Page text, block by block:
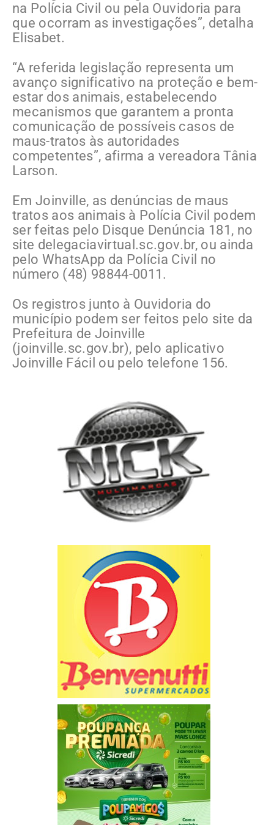
na Polícia Civil ou pela Ouvidoria para
que ocorram as investigações”, detalha
Elisabet.
“A referida legislação representa um
avanço significativo na proteção e bem-
estar dos animais, estabelecendo
mecanismos que garantem a pronta
comunicação de possíveis casos de
maus-tratos às autoridades
competentes”, afirma a vereadora Tânia
Larson.
Em Joinville, as denúncias de maus
tratos aos animais à Polícia Civil podem
ser feitas pelo Disque Denúncia 181, no
site delegaciavirtual.sc.gov.br, ou ainda
pelo WhatsApp da Polícia Civil no
número (48) 98844-0011.
Os registros junto à Ouvidoria do
município podem ser feitos pelo site da
Prefeitura de Joinville
(joinville.sc.gov.br), pelo aplicativo
Joinville Fácil ou pelo telefone 156.